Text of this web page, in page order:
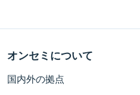
オンセミについて
国内外の拠点